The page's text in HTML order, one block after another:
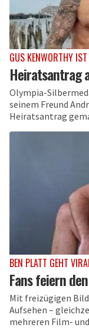
GUS KENWORTHY
Heiratsantrag
Olympia-
seinem Freund
Heiratsantrag
BEN PLATT GEHT
Fans feiern
Mit freizügigen
Aufsehen –
mehreren Film-